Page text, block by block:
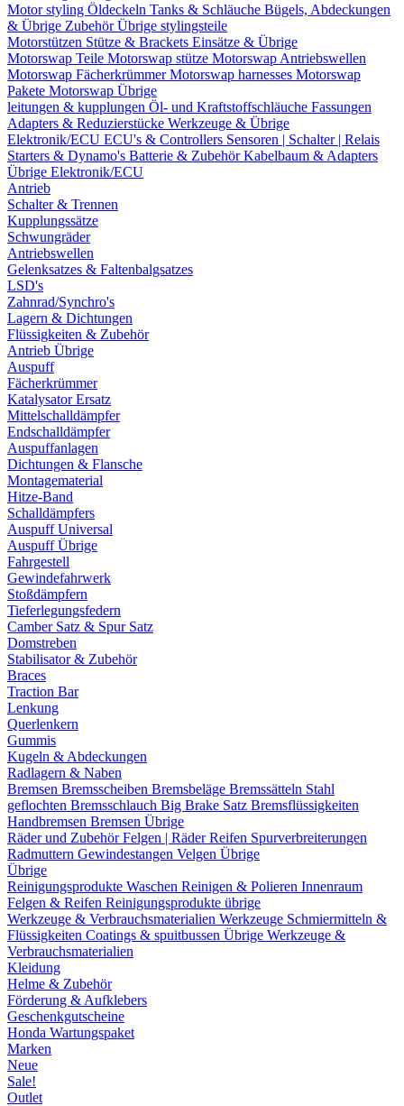
Motor styling Öldeckeln Tanks & Schläuche Bügels, Abdeckungen
& Übrige ZubehörÜbrige stylingsteile
Motorstützen Stütze & Brackets Einsätze & Übrige
Motorswap Teile Motorswap stütze Motorswap Antriebswellen
Motorswap FächerkrümmerMotorswap harnesses Motorswap
Pakete Motorswap Übrige
leitungen & kupplungen Öl- und Kraftstoffschläuche Fassungen
Adapters & Reduzierstücke Werkzeuge & Übrige
Elektronik/ECU ECU's & Controllers Sensoren | Schalter | Relais
Starters & Dynamo's Batterie & ZubehörKabelbaum & Adapters
Übrige Elektronik/ECU
Antrieb
Schalter & Trennen
Kupplungssätze
Schwungräder
Antriebswellen
Gelenksatzes & Faltenbalgsatzes
LSD's
Zahnrad/Synchro's
Lagern & Dichtungen
Flüssigkeiten & Zubehör
Antrieb Übrige
Auspuff
Fächerkrümmer
Katalysator Ersatz
Mittelschalldämpfer
Endschalldämpfer
Auspuffanlagen
Dichtungen & Flansche
Montagematerial
Hitze-Band
Schalldämpfers
Auspuff Universal
Auspuff Übrige
Fahrgestell
Gewindefahrwerk
Stoßdämpfern
Tieferlegungsfedern
Camber Satz & Spur Satz
Domstreben
Stabilisator & Zubehör
Braces
Traction Bar
Lenkung
Querlenkern
Gummis
Kugeln & Abdeckungen
Radlagern & Naben
Bremsen Bremsscheiben Bremsbeläge Bremssätteln Stahl
geflochten Bremsschlauch Big Brake Satz Bremsflüssigkeiten
Handbremsen Bremsen Übrige
Räder und ZubehörFelgen | RäderReifen Spurverbreiterungen
Radmuttern Gewindestangen Velgen Übrige
Übrige
Reinigungsprodukte Waschen Reinigen & Polieren Innenraum
Felgen & Reifen Reinigungsprodukte übrige
Werkzeuge & Verbrauchsmaterialien Werkzeuge Schmiermitteln &
Flüssigkeiten Coatings & spuitbussen Übrige Werkzeuge &
Verbrauchsmaterialien
Kleidung
Helme & Zubehör
Förderung & Aufklebers
Geschenkgutscheine
Honda Wartungspaket
Marken
Neue
Sale!
Outlet